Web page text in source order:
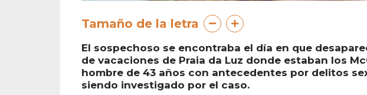
Tamaño de la letra
El sospechoso se encontraba el día en que
de vacaciones de Praia da Luz donde estaban los
hombre de 43 años con antecedentes por delitos
siendo investigado por el caso.